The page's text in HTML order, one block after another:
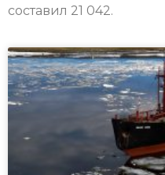
составил 21 042.